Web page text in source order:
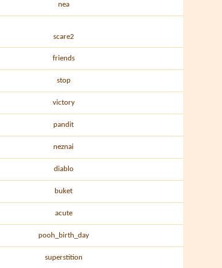
nea
scare2
friends
stop
victory
pandit
neznai
diablo
buket
acute
pooh_birth_day
superstition